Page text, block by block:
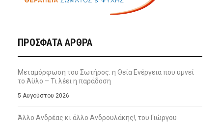
ΠΡΌΣΦΑΤΑ ΆΡΘΡΑ
Μεταμόρφωση του Σωτήρος: η Θεία Ενέργεια που υμνεί
το Άϋλο – Τι λέει η παράδοση
5 Αυγούστου 2026
Άλλο Ανδρέας κι άλλο Ανδρουλάκης!, του Γιώργου